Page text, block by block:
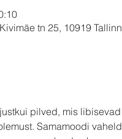
tn 25, 10919
pilved, mis
Samamoodi